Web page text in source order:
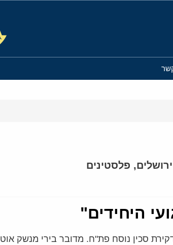
ירושלים, פלסטינים
היחידים"
סכין נוסח פת"ח. מדובר בירי מנשק